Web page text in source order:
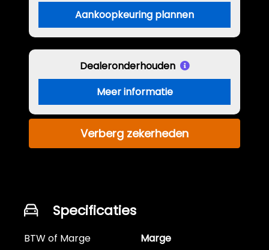
Aankoopkeuring plannen
Dealeronderhouden
Meer informatie
Verberg zekerheden
Specificaties
BTW of Marge
Marge